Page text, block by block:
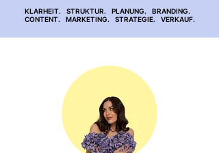
KLARHEIT. STRUKTUR. PLANUNG. BRANDING.
CONTENT. MARKETING. STRATEGIE. VERKAUF.